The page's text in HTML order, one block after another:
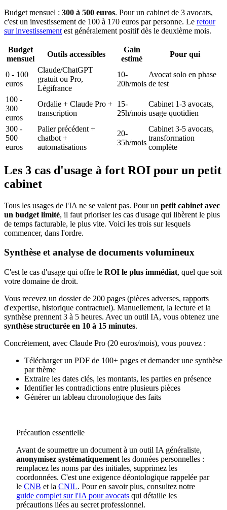
Budget mensuel : 300 à 500 euros. Pour un cabinet de 3 avocats,
c'est un investissement de 100 à 170 euros par personne. Le retour
sur investissement est généralement positif dès le deuxième mois.
Budget
mensuel
Outils accessibles
Gain
estimé
Pour qui
0 - 100
euros
Claude/ChatGPT
gratuit ou Pro,
Légifrance
10-
20h/mois
Avocat solo en phase
de test
100 -
300
euros
Ordalie + Claude Pro +
transcription
15-
25h/mois
Cabinet 1-3 avocats,
usage quotidien
300 -
500
euros
Palier précédent +
chatbot +
automatisations
20-
35h/mois
Cabinet 3-5 avocats,
transformation
complète
Les 3 cas d'usage à fort ROI pour un petit
cabinet
Tous les usages de l'IA ne se valent pas. Pour un petit cabinet avec
un budget limité, il faut prioriser les cas d'usage qui libèrent le plus
de temps facturable, le plus vite. Voici les trois sur lesquels
commencer, dans l'ordre.
Synthèse et analyse de documents volumineux
C'est le cas d'usage qui offre le ROI le plus immédiat, quel que soit
votre domaine de droit.
Vous recevez un dossier de 200 pages (pièces adverses, rapports
d'expertise, historique contractuel). Manuellement, la lecture et la
synthèse prennent 3 à 5 heures. Avec un outil IA, vous obtenez une
synthèse structurée en 10 à 15 minutes.
Concrètement, avec Claude Pro (20 euros/mois), vous pouvez :
Télécharger un PDF de 100+ pages et demander une synthèse
par thème
Extraire les dates clés, les montants, les parties en présence
Identifier les contradictions entre plusieurs pièces
Générer un tableau chronologique des faits
Précaution essentielle
Avant de soumettre un document à un outil IA généraliste,
anonymisez systématiquement les données personnelles :
remplacez les noms par des initiales, supprimez les
coordonnées. C'est une exigence déontologique rappelée par
le CNB et la CNIL. Pour en savoir plus, consultez notre
guide complet sur l'IA pour avocats qui détaille les
précautions liées au secret professionnel.